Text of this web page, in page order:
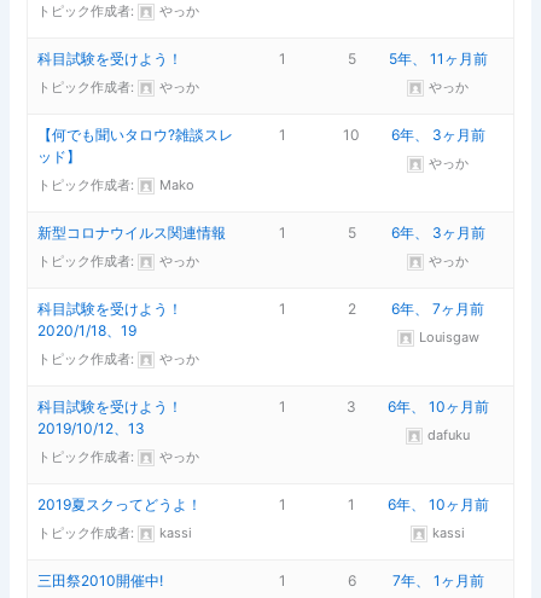
トピック作成者: やっか
科目試験を受けよう！
トピック作成者: やっか
1 5 5年、 11ヶ月前
やっか
【何でも聞いタロウ?雑談スレ
ッド】
トピック作成者: Mako
1 10 6年、 3ヶ月前
やっか
新型コロナウイルス関連情報
トピック作成者: やっか
1 5 6年、 3ヶ月前
やっか
科目試験を受けよう！
2020/1/18、19
トピック作成者: やっか
1 2 6年、 7ヶ月前
Louisgaw
科目試験を受けよう！
2019/10/12、13
トピック作成者: やっか
1 3 6年、 10ヶ月前
dafuku
2019夏スクってどうよ！
トピック作成者: kassi
1 1 6年、 10ヶ月前
kassi
三田祭2010開催中! 1 6 7年、 1ヶ月前